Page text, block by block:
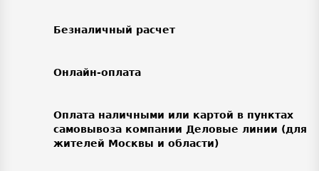
Безналичный расчет
Онлайн-оплата
Оплата наличными или картой в пунктах
самовывоза компании Деловые линии (для
жителей Москвы и области)